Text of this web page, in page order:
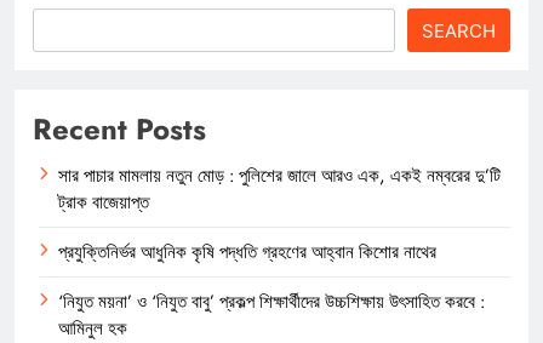
SEARCH
Recent Posts
সার পাচার মামলায় নতুন মোড় : পুলিশের জালে আরও এক, একই নম্বরের দু’টি
ট্রাক বাজেয়াপ্ত
প্রযুক্তিনির্ভর আধুনিক কৃষি পদ্ধতি গ্রহণের আহ্বান কিশোর নাথের
‘নিযুত ময়না’ ও ‘নিযুত বাবু’ প্রকল্প শিক্ষার্থীদের উচ্চশিক্ষায় উৎসাহিত করবে :
আমিনুল হক